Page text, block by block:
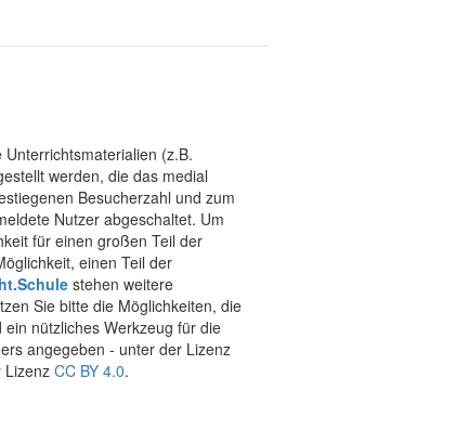
(z.B.
werden, die das medial
Besucherzahl und zum
Nutzer abgeschaltet. Um
für einen großen Teil der
einen Teil der
stehen weitere
Sie bitte die Möglichkeiten, die
nützliches Werkzeug für die
angegeben - unter der Lizenz
Lizenz CC BY 4.0.